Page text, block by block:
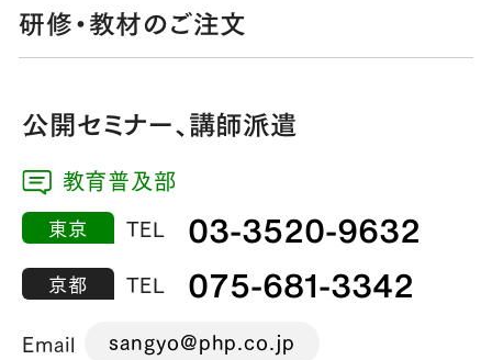
研修・教材のご注文
公開セミナー、講師派遣
教育普及部
東京 TEL 03-3520-9632
京都 TEL 075-681-3342
Email sangyo@php.co.jp